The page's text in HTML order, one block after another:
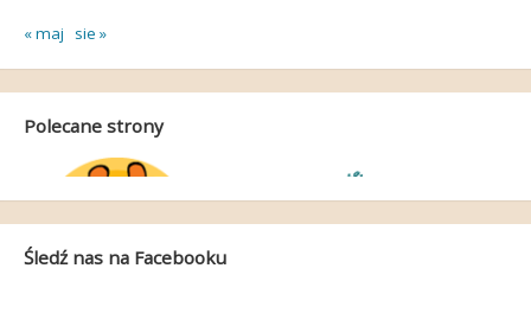
« maj sie »
Polecane strony
Śledź nas na Facebooku